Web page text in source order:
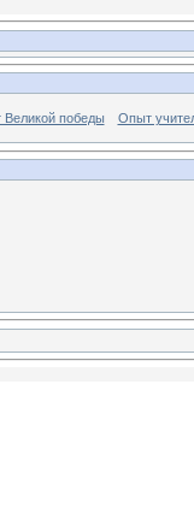
Великой победы Опыт